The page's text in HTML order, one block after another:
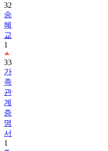
32
송
혜
교
1
33
가
족
관
계
증
명
서
1